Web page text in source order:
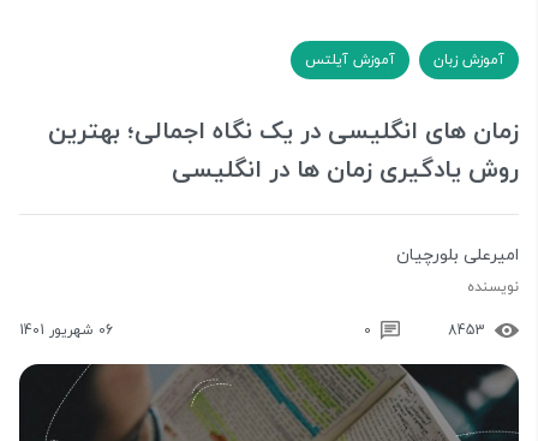
آموزش آیلتس آموزش زبان
زمان‌ های انگلیسی در یک نگاه اجمالی؛ بهترین
روش یادگیری زمان‌ ها در انگلیسی
امیرعلی بلورچیان
نویسنده
8453
0 06 شهریور 1401